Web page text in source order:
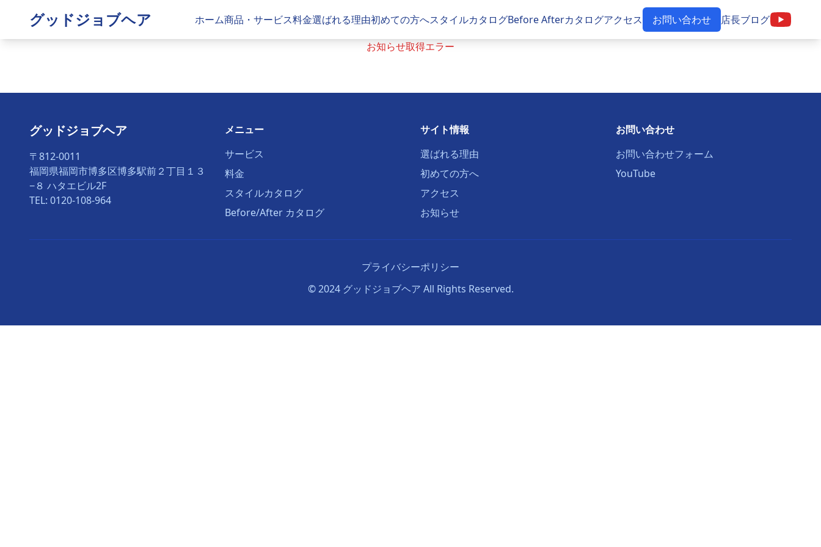
グッドジョブヘア ホーム商品・サービス料金選ばれる理由初めての方へスタイルカタログBefore Afterカタログアクセス お問い合わせ
店長ブログ
お知らせ取得エラー
グッドジョブヘア
〒812-0011
福岡県福岡市博多区博多駅前２丁目１３
−８ ハタエビル2F
TEL: 0120-108-964
メニュー
サービス
料金
スタイルカタログ
Before/After カタログ
サイト情報
選ばれる理由
初めての方へ
アクセス
お知らせ
お問い合わせ
お問い合わせフォーム
YouTube
プライバシーポリシー
© 2024 グッドジョブヘア All Rights Reserved.